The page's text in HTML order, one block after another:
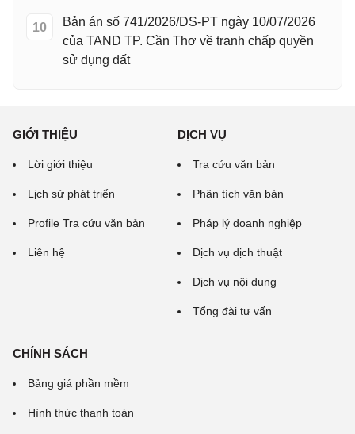
10
Bản án số 741/2026/DS-PT ngày 10/07/2026
của TAND TP. Cần Thơ về tranh chấp quyền
sử dụng đất
GIỚI THIỆU
Lời giới thiệu
Lịch sử phát triển
Profile Tra cứu văn bản
Liên hệ
DỊCH VỤ
Tra cứu văn bản
Phân tích văn bản
Pháp lý doanh nghiệp
Dịch vụ dịch thuật
Dịch vụ nội dung
Tổng đài tư vấn
CHÍNH SÁCH
Bảng giá phần mềm
Hình thức thanh toán